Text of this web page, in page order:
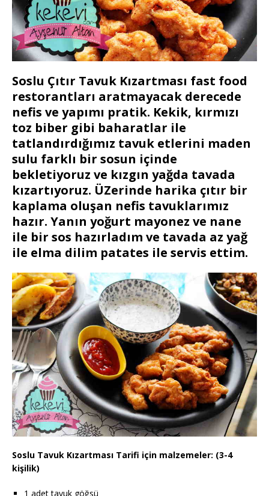
Soslu Çıtır Tavuk Kızartması fast food
restorantları aratmayacak derecede
nefis ve yapımı pratik. Kekik, kırmızı
toz biber gibi baharatlar ile
tatlandırdığımız tavuk etlerini maden
sulu farklı bir sosun içinde
bekletiyoruz ve kızgın yağda tavada
kızartıyoruz. ÜZerinde harika çıtır bir
kaplama oluşan nefis tavuklarımız
hazır. Yanın yoğurt mayonez ve nane
ile bir sos hazırladım ve tavada az yağ
ile elma dilim patates ile servis ettim.
Soslu Tavuk Kızartması Tarifi için malzemeler: (3-4
kişilik)
1 adet tavuk göğsü